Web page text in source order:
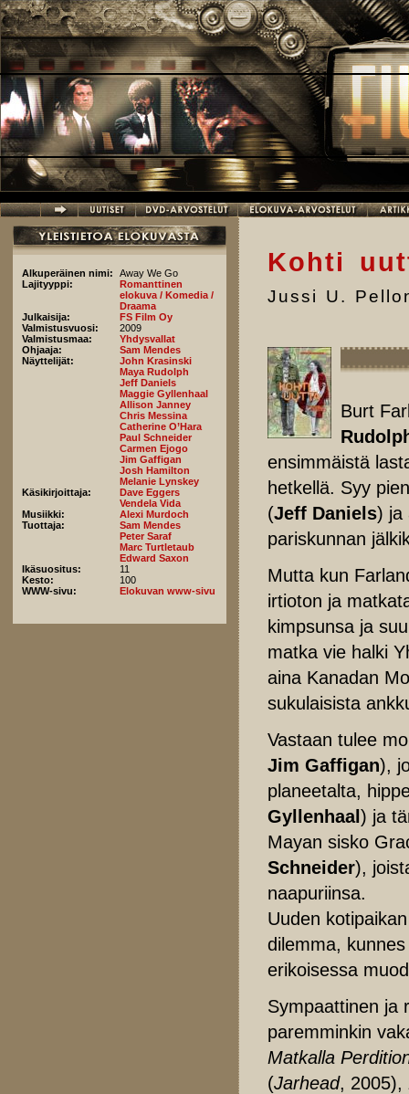
Hyppää pääsisältöön
Alkuperäinen nimi:
Away We Go
Lajityyppi:
Romanttinen
elokuva / Komedia /
Draama
Julkaisija:
FS Film Oy
Valmistusvuosi:
2009
Valmistusmaa:
Yhdysvallat
Ohjaaja:
Sam Mendes
Näyttelijät:
John Krasinski
Maya Rudolph
Jeff Daniels
Maggie Gyllenhaal
Allison Janney
Chris Messina
Catherine O’Hara
Paul Schneider
Carmen Ejogo
Jim Gaffigan
Josh Hamilton
Melanie Lynskey
Käsikirjoittaja:
Dave Eggers
Vendela Vida
Musiikki:
Alexi Murdoch
Tuottaja:
Sam Mendes
Peter Saraf
Marc Turtletaub
Edward Saxon
Ikäsuositus:
11
Kesto:
100
WWW-sivu:
Elokuvan www-sivu
Kohti
Jussi U.
Burt
ensimmäistä
hetkellä. Syy
(Jeff Daniels) ja
pariskunnan
Mutta kun
irtioton ja
kimpsunsa ja
matka vie halki
aina Kanadan
sukulaisista
Vastaan tulee
Jim Gaffigan),
planeetalta,
Gyllenhaal) ja
Mayan sisko
Schneider),
naapuriinsa.
Uuden
dilemma,
erikoisessa
Sympaattinen ja
paremminkin
Matkalla
(Jarhead, 2005),